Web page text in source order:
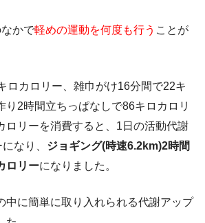
かで軽めの運動を何度も行う ことが
ロカロリー、雑巾がけ16分間で22キ
り2時間立ちっぱなしで86キロカロリ
ロリーを消費すると、1日の活動代謝
なり、 ジョギング(時速6.2km)2時間
ロリーになりました。
中に簡単に取り入れられる代謝アップ